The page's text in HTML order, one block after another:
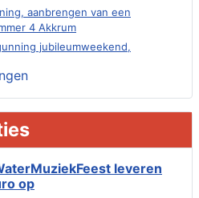
aanbrengen van een
4 Akkrum
jubileumweekend,
tijdelijk gebruik openbare
sitadel voor nr 6 te Akkrum
tijdelijk gebruik openbare
sitadel voor nr 6 te Akkrum
omgevingsvergunning,
veranderen van een woning
leveren
op